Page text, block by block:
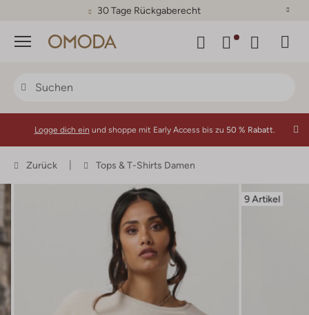
30 Tage Rückgaberecht
Menü
Logge dich ein und shoppe mit Early Access bis zu 50 % Rabatt.
Zurück Tops & T-Shirts Damen
9 Artikel